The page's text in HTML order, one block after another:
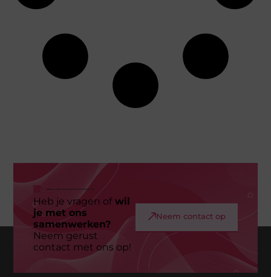
Heb je vragen ofwil
je met ons
samenwerken?
Neem gerust
contact met ons op!
Neem contact op